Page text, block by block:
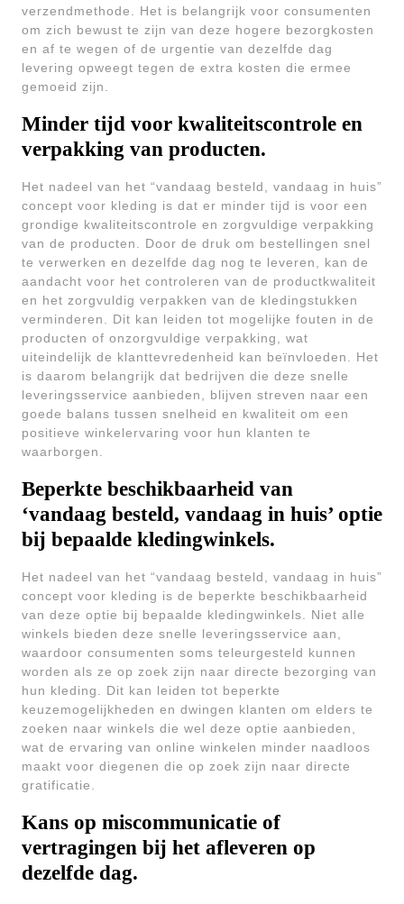
verzendmethode. Het is belangrijk voor consumenten
om zich bewust te zijn van deze hogere bezorgkosten
en af te wegen of de urgentie van dezelfde dag
levering opweegt tegen de extra kosten die ermee
gemoeid zijn.
Minder tijd voor kwaliteitscontrole en
verpakking van producten.
Het nadeel van het “vandaag besteld, vandaag in huis”
concept voor kleding is dat er minder tijd is voor een
grondige kwaliteitscontrole en zorgvuldige verpakking
van de producten. Door de druk om bestellingen snel
te verwerken en dezelfde dag nog te leveren, kan de
aandacht voor het controleren van de productkwaliteit
en het zorgvuldig verpakken van de kledingstukken
verminderen. Dit kan leiden tot mogelijke fouten in de
producten of onzorgvuldige verpakking, wat
uiteindelijk de klanttevredenheid kan beïnvloeden. Het
is daarom belangrijk dat bedrijven die deze snelle
leveringsservice aanbieden, blijven streven naar een
goede balans tussen snelheid en kwaliteit om een
positieve winkelervaring voor hun klanten te
waarborgen.
Beperkte beschikbaarheid van
‘vandaag besteld, vandaag in huis’ optie
bij bepaalde kledingwinkels.
Het nadeel van het “vandaag besteld, vandaag in huis”
concept voor kleding is de beperkte beschikbaarheid
van deze optie bij bepaalde kledingwinkels. Niet alle
winkels bieden deze snelle leveringsservice aan,
waardoor consumenten soms teleurgesteld kunnen
worden als ze op zoek zijn naar directe bezorging van
hun kleding. Dit kan leiden tot beperkte
keuzemogelijkheden en dwingen klanten om elders te
zoeken naar winkels die wel deze optie aanbieden,
wat de ervaring van online winkelen minder naadloos
maakt voor diegenen die op zoek zijn naar directe
gratificatie.
Kans op miscommunicatie of
vertragingen bij het afleveren op
dezelfde dag.